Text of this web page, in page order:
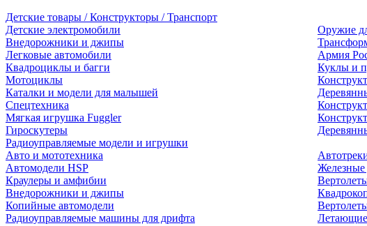
Детские товары / Конструкторы / Транспорт
Детские электромобили
Внедорожники и джипы
Легковые автомобили
Квадроциклы и багги
Мотоциклы
Каталки и модели для малышей
Спецтехника
Мягкая игрушка Fuggler
Гироскутеры
Оружие
Армия
Куклы и
Радиоуправляемые модели и игрушки
Авто и мототехника
Автомодели HSP
Краулеры и амфибии
Внедорожники и джипы
Копийные автомодели
Радиоуправляемые машины для дрифта
Железные